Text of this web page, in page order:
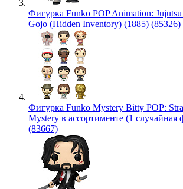
Фигурка Funko POP Animation:
Gojo (Hidden Inventory) (1885) (85326)
Фигурка Funko Mystery Bitty POP:
Mystery в ассортименте (1 случайная
(83667)